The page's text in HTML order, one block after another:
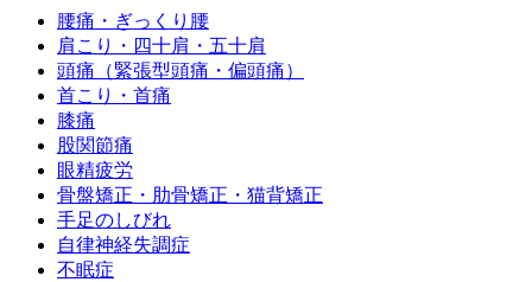
腰痛・ぎっくり腰
肩こり・四十肩・五十肩
頭痛（緊張型頭痛・偏頭痛）
首こり・首痛
膝痛
股関節痛
眼精疲労
骨盤矯正・肋骨矯正・猫背矯正
手足のしびれ
自律神経失調症
不眠症